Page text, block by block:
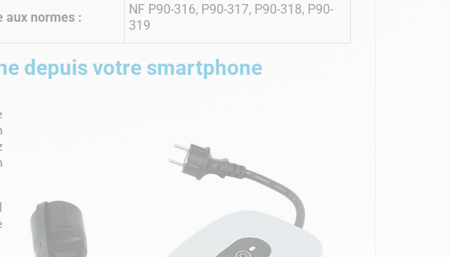
aux normes :
NF P90-316, P90-317, P90-318, P90-
319
depuis votre smartphone